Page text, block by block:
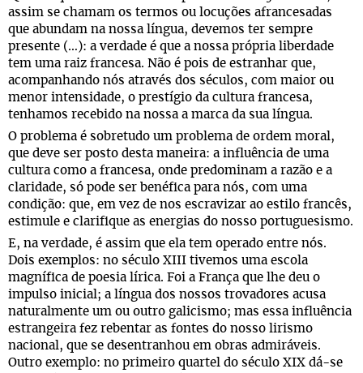
assim se chamam os termos ou locuções afrancesadas
que abundam na nossa língua, devemos ter sempre
presente (…): a verdade é que a nossa própria liberdade
tem uma raiz francesa. Não é pois de estranhar que,
acompanhando nós através dos séculos, com maior ou
menor intensidade, o prestígio da cultura francesa,
tenhamos recebido na nossa a marca da sua língua.
O problema é sobretudo um problema de ordem moral,
que deve ser posto desta maneira: a influência de uma
cultura como a francesa, onde predominam a razão e a
claridade, só pode ser benéfica para nós, com uma
condição: que, em vez de nos escravizar ao estilo francês,
estimule e clarifique as energias do nosso portuguesismo.
E, na verdade, é assim que ela tem operado entre nós.
Dois exemplos: no século XIII tivemos uma escola
magnífica de poesia lírica. Foi a França que lhe deu o
impulso inicial; a língua dos nossos trovadores acusa
naturalmente um ou outro galicismo; mas essa influência
estrangeira fez rebentar as fontes do nosso lirismo
nacional, que se desentranhou em obras admiráveis.
Outro exemplo: no primeiro quartel do século XIX dá-se